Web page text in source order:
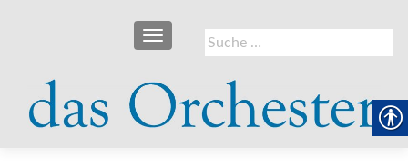
Suche
nach:
SCHALTE NAVIGATION